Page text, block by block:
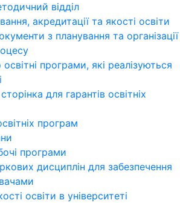
відділ
акредитації та якості освіти
з планування та організації
програми, які реалізуються
для гарантів освітніх
програм
програми
дисциплін для забезпечення
освіти в університеті